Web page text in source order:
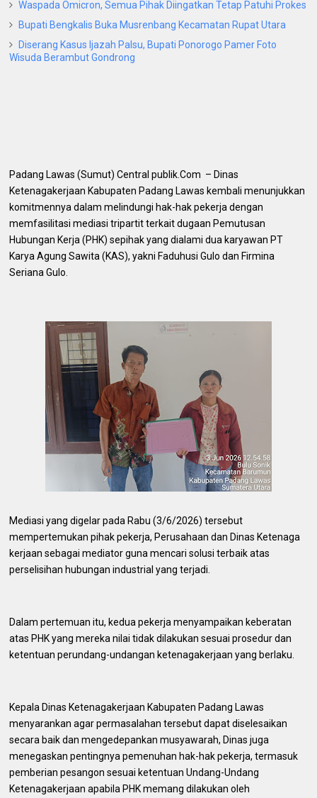
Waspada Omicron, Semua Pihak Diingatkan Tetap Patuhi Prokes
Bupati Bengkalis Buka Musrenbang Kecamatan Rupat Utara
Diserang Kasus Ijazah Palsu, Bupati Ponorogo Pamer Foto
Wisuda Berambut Gondrong
Padang Lawas (Sumut) Central publik.Com – Dinas
Ketenagakerjaan Kabupaten Padang Lawas kembali menunjukkan
komitmennya dalam melindungi hak-hak pekerja dengan
memfasilitasi mediasi tripartit terkait dugaan Pemutusan
Hubungan Kerja (PHK) sepihak yang dialami dua karyawan PT
Karya Agung Sawita (KAS), yakni Faduhusi Gulo dan Firmina
Seriana Gulo.
Mediasi yang digelar pada Rabu (3/6/2026) tersebut
mempertemukan pihak pekerja, Perusahaan dan Dinas Ketenaga
kerjaan sebagai mediator guna mencari solusi terbaik atas
perselisihan hubungan industrial yang terjadi.
Dalam pertemuan itu, kedua pekerja menyampaikan keberatan
atas PHK yang mereka nilai tidak dilakukan sesuai prosedur dan
ketentuan perundang-undangan ketenagakerjaan yang berlaku.
Kepala Dinas Ketenagakerjaan Kabupaten Padang Lawas
menyarankan agar permasalahan tersebut dapat diselesaikan
secara baik dan mengedepankan musyawarah, Dinas juga
menegaskan pentingnya pemenuhan hak-hak pekerja, termasuk
pemberian pesangon sesuai ketentuan Undang-Undang
Ketenagakerjaan apabila PHK memang dilakukan oleh